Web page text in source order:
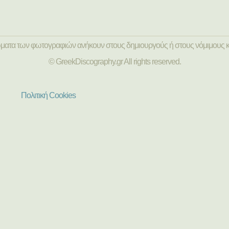
των φωτογραφιών ανήκουν στους δημιουργούς ή στους νόμιμους
© GreekDiscography.gr All rights reserved.
Πολιτική Cookies